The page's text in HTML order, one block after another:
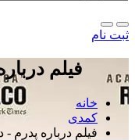
ثبت نام
فیلم
خانه
کمدی
فیلم درباره پدرم -